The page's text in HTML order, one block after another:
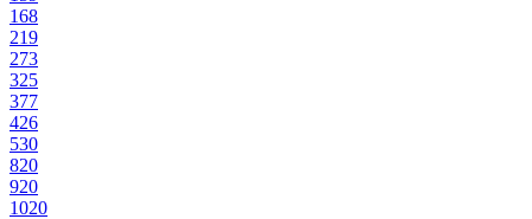
168
219
273
325
377
426
530
820
920
1020